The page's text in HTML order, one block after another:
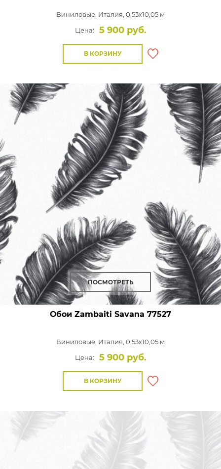
Виниловые, Италия, 0,53x10,05 м
Цена:
5 900 руб.
В КОРЗИНУ
ПОСМОТРЕТЬ
Обои Zambaiti Savana 77527
Виниловые, Италия, 0,53x10,05 м
Цена:
5 900 руб.
В КОРЗИНУ